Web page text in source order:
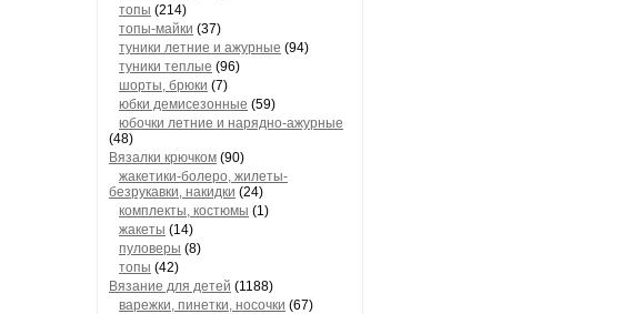
топы (214)
топы-майки (37)
туники летние и ажурные (94)
туники теплые (96)
шорты, брюки (7)
юбки демисезонные (59)
юбочки летние и нарядно-ажурные
(48)
Вязалки крючком (90)
жакетики-болеро, жилеты-
безрукавки, накидки (24)
комплекты, костюмы (1)
жакеты (14)
пуловеры (8)
топы (42)
Вязание для детей (1188)
варежки, пинетки, носочки (67)